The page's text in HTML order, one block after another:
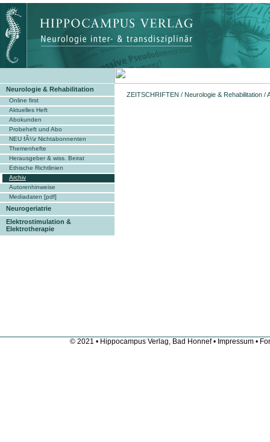
Neurologie & Rehabilitation
Online first
Aktuelles Heft
Abokunden
Probeheft und Abo
NEU fÃ¼r Nichtabonnenten
Themenhefte
Herausgeber & wiss. Beirat
Ethische Richtlinien
Archiv
Autorenhinweise
Mediadaten [pdf]
Neurogeriatrie
Elektrostimulation &
Elektrotherapie
ZEITSCHRIFTEN / Neurologie & Rehabilitation /
© 2021 • Hippocampus Verlag, Bad Honnef • Impressum •